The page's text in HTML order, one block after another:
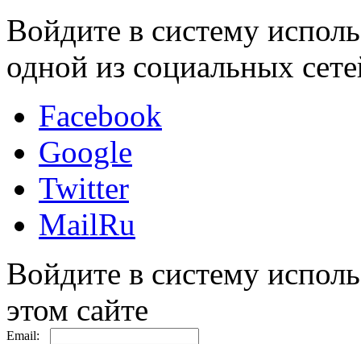
Войдите в систему
одной из социальных
Facebook
Google
Twitter
MailRu
Войдите в систему
этом сайте
Email: